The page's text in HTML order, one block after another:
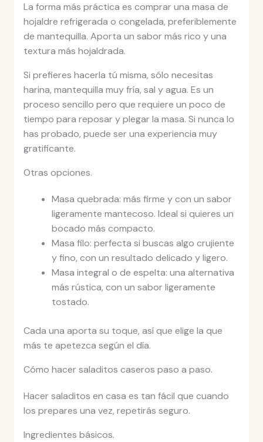
La forma más práctica es comprar una masa de
hojaldre refrigerada o congelada, preferiblemente
de mantequilla. Aporta un sabor más rico y una
textura más hojaldrada.
Si prefieres hacerla tú misma, sólo necesitas
harina, mantequilla muy fría, sal y agua. Es un
proceso sencillo pero que requiere un poco de
tiempo para reposar y plegar la masa. Si nunca lo
has probado, puede ser una experiencia muy
gratificante.
Otras opciones.
Masa quebrada: más firme y con un sabor
ligeramente mantecoso. Ideal si quieres un
bocado más compacto.
Masa filo: perfecta si buscas algo crujiente
y fino, con un resultado delicado y ligero.
Masa integral o de espelta: una alternativa
más rústica, con un sabor ligeramente
tostado.
Cada una aporta su toque, así que elige la que
más te apetezca según el día.
Cómo hacer saladitos caseros paso a paso.
Hacer saladitos en casa es tan fácil que cuando
los prepares una vez, repetirás seguro.
Ingredientes básicos.